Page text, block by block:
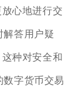
心地进行交
解答用户疑
种对安全和
数字货币交易